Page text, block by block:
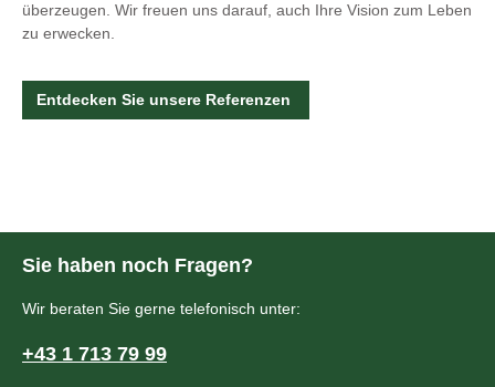
überzeugen. Wir freuen uns darauf, auch Ihre Vision zum Leben
zu erwecken.
Entdecken Sie unsere Referenzen
Sie haben noch Fragen?
Wir beraten Sie gerne telefonisch unter:
+43 1 713 79 99